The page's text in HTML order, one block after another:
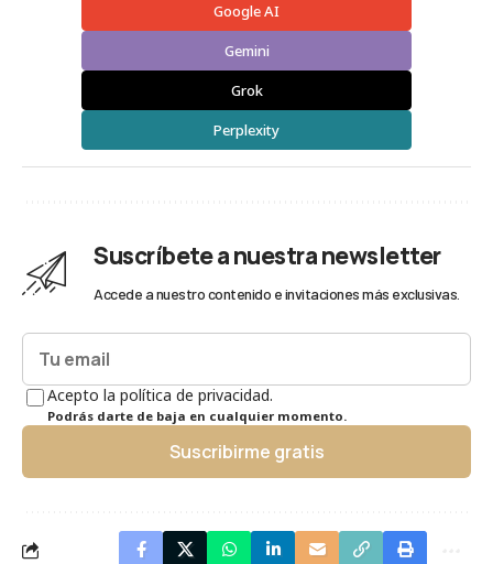
Google AI
Gemini
Grok
Perplexity
Suscríbete a nuestra newsletter
Accede a nuestro contenido e invitaciones más exclusivas.
Acepto la política de privacidad.
Podrás darte de baja en cualquier momento.
Suscribirme gratis